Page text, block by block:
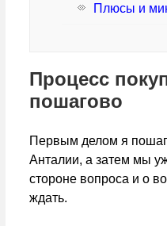
Плюсы и
Процесс
пошагово
Первым делом я
Анталии, а затем мы
стороне вопроса и о
ждать.